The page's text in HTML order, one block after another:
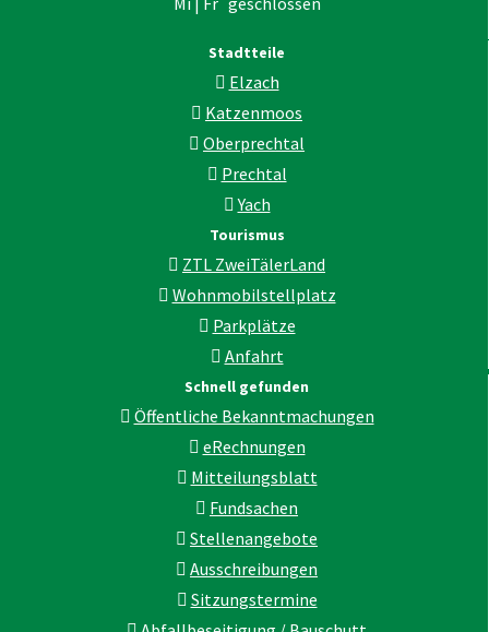
Stadtteile
Elzach
Katzenmoos
Oberprechtal
Prechtal
Yach
Tourismus
ZTL ZweiTälerLand
Wohnmobilstellplatz
Parkplätze
Anfahrt
Schnell gefunden
Öffentliche Bekanntmachungen
eRechnungen
Mitteilungsblatt
Fundsachen
Stellenangebote
Ausschreibungen
Sitzungstermine